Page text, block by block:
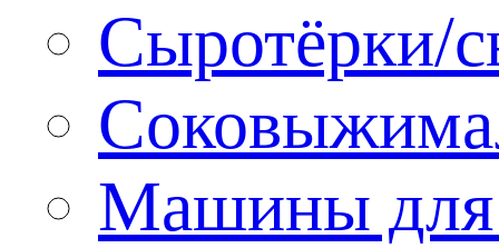
Сыротёрки/
Машины для